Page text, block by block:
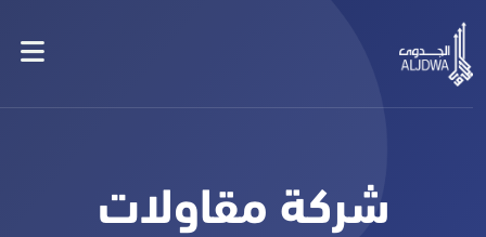
شركة مقاولات